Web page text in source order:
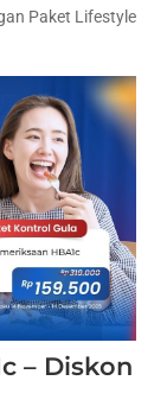
Paket Lifestyle
– Diskon